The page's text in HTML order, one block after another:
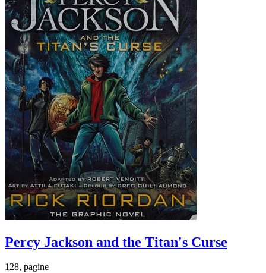
Percy Jackson and the Titan's Curse
128, pagine